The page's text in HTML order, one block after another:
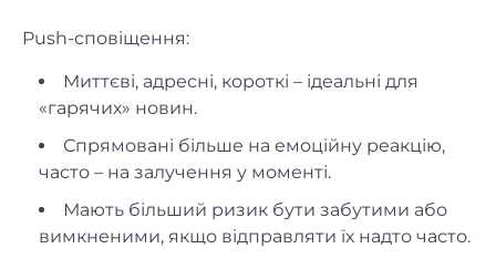
Push-сповіщення:
Миттєві, адресні, короткі – ідеальні для
«гарячих» новин.
Спрямовані більше на емоційну реакцію,
часто – на залучення у моменті.
Мають більший ризик бути забутими або
вимкненими, якщо відправляти їх надто часто.